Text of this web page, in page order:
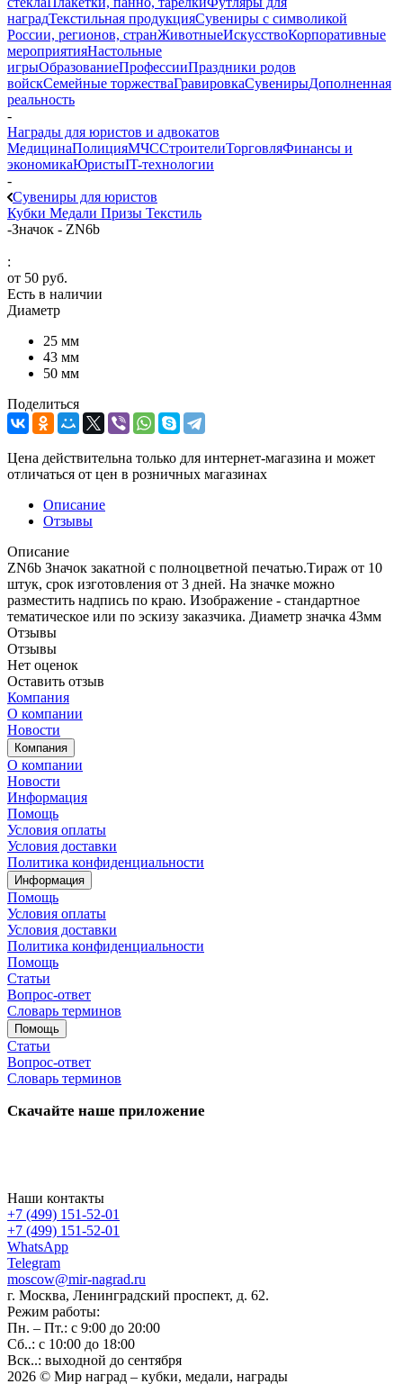
наградТекстильная продукцияСувениры с символикой
России, регионов, странЖивотныеИскусствоКорпоративные
мероприятияНастольные
игрыОбразованиеПрофессииПраздники родов
войскСемейные торжестваГравировкаСувенирыДополненная
реальность
-
Награды для юристов и адвокатов
МедицинаПолицияМЧССтроителиТорговляФинансы и
экономикаЮристыIT-технологии
-
Сувениры для юристов
Кубки Медали Призы Текстиль
-Значок - ZN6b
:
от 50 руб.
Есть в наличии
Диаметр
25 мм
43 мм
50 мм
Поделиться
Цена действительна только для интернет-магазина и может
отличаться от цен в розничных магазинах
Описание
Отзывы
Описание
ZN6b Значок закатной с полноцветной печатью.Тираж от 10
штук, срок изготовления от 3 дней. На значке можно
разместить надпись по краю. Изображение - стандартное
тематическое или по эскизу заказчика. Диаметр значка 43мм
Отзывы
Отзывы
Нет оценок
Оставить отзыв
Компания
О компании
Новости
Компания
О компании
Новости
Информация
Помощь
Условия оплаты
Условия доставки
Политика конфиденциальности
Информация
Помощь
Условия оплаты
Условия доставки
Политика конфиденциальности
Помощь
Статьи
Вопрос-ответ
Словарь терминов
Помощь
Статьи
Вопрос-ответ
Словарь терминов
Скачайте наше приложение
Наши контакты
+7 (499) 151-52-01
+7 (499) 151-52-01
WhatsApp
Telegram
moscow@mir-nagrad.ru
г. Москва, Ленинградский проспект, д. 62.
Режим работы:
Пн. – Пт.: с 9:00 до 20:00
Сб..: с 10:00 до 18:00
Вск..: выходной до сентября
2026 © Мир наград – кубки, медали, награды